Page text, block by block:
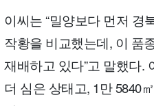
이씨는 “밀양보다 먼저 경
작황을 비교했는데, 이 품
재배하고 있다”고 말했다.
더 심은 상태고, 1만 5840